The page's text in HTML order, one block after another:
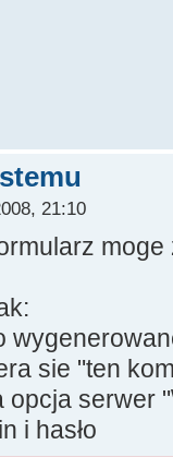
21:10
sie "ten
serwer
i hasło